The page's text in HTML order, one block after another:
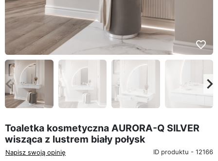
favorite_border
Poprzedni
Toaletka kosmetyczna AURORA-Q SILVER
wisząca z lustrem biały połysk
Napisz swoją opinię ID produktu - 12166